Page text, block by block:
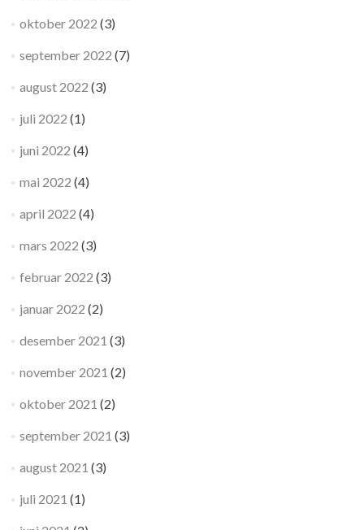
oktober 2022 (3)
september 2022 (7)
august 2022 (3)
juli 2022 (1)
juni 2022 (4)
mai 2022 (4)
april 2022 (4)
mars 2022 (3)
februar 2022 (3)
januar 2022 (2)
desember 2021 (3)
november 2021 (2)
oktober 2021 (2)
september 2021 (3)
august 2021 (3)
juli 2021 (1)